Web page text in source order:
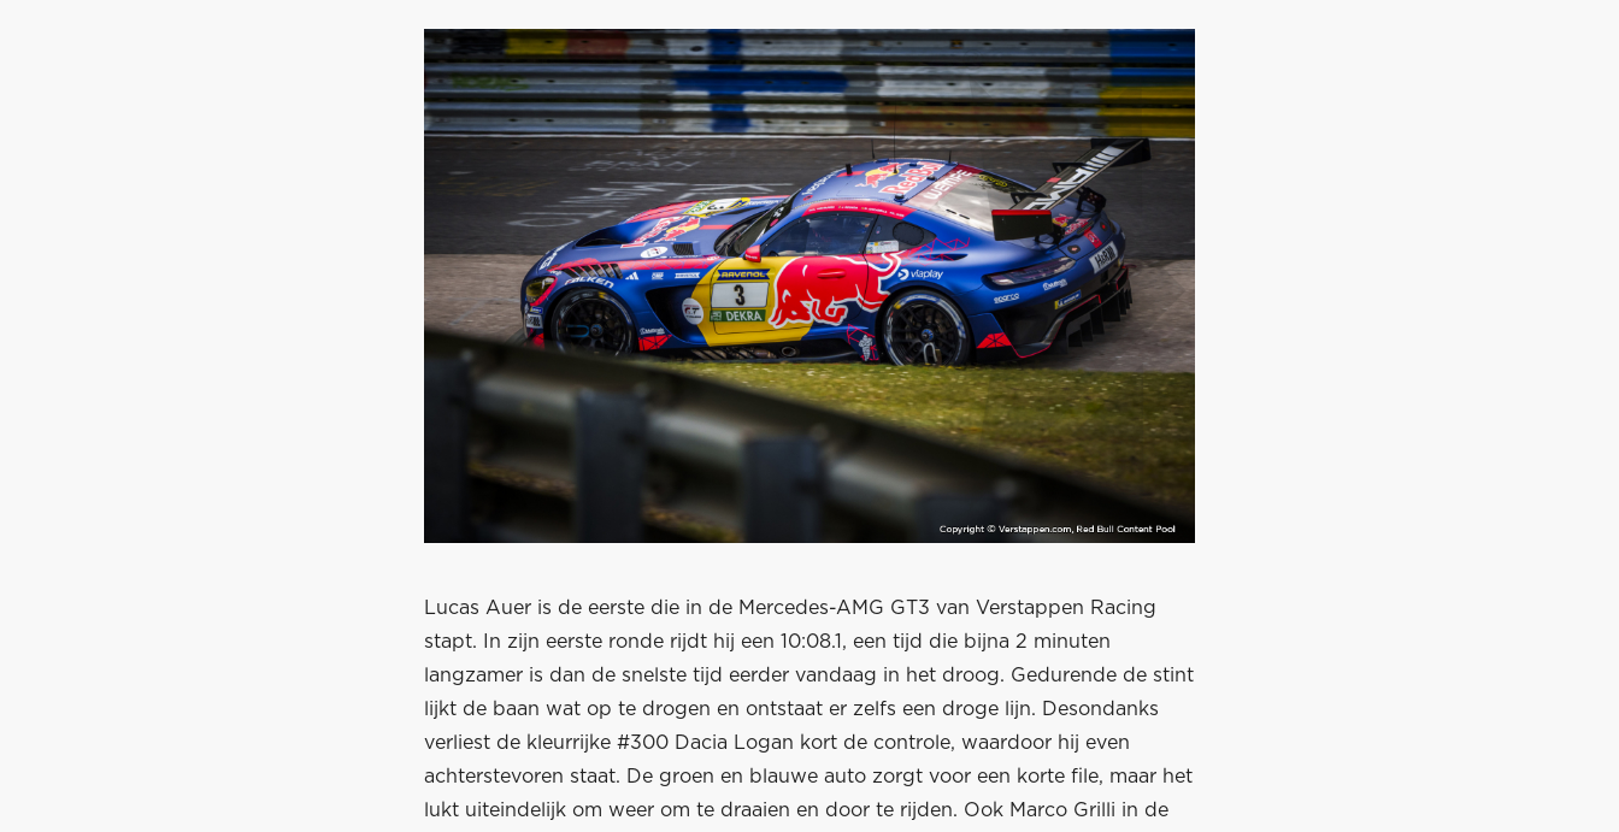
Lucas Auer is de eerste die in de Mercedes-AMG GT3 van Verstappen Racing
stapt. In zijn eerste ronde rijdt hij een 10:08.1, een tijd die bijna 2 minuten
langzamer is dan de snelste tijd eerder vandaag in het droog. Gedurende de stint
lijkt de baan wat op te drogen en ontstaat er zelfs een droge lijn. Desondanks
verliest de kleurrijke #300 Dacia Logan kort de controle, waardoor hij even
achterstevoren staat. De groen en blauwe auto zorgt voor een korte file, maar het
lukt uiteindelijk om weer om te draaien en door te rijden. Ook Marco Grilli in de